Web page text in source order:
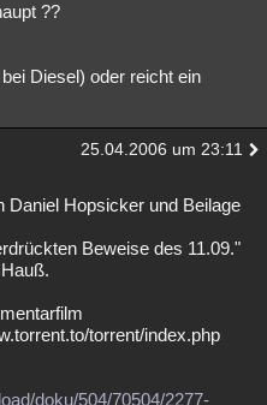
Allmystery English
Geschlossen
??
Diesel) oder reicht ein
25.04.2006 um 23:11
Daniel Hopsicker und Beilage
Beweise des 11.09."
torrent/index.php
doku/504/70504/2277-